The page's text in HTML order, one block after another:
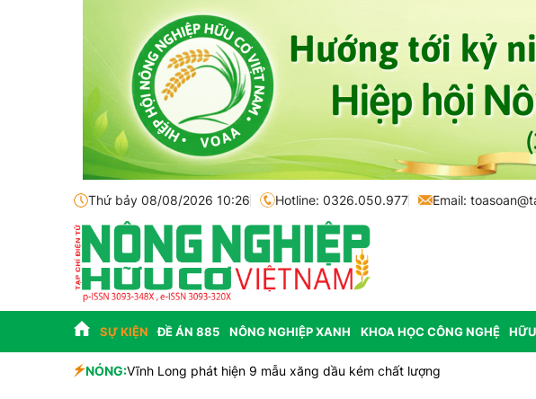
Thứ bảy 08/08/2026 10:26 Hotline: 0326.050.977 Email:
SỰ KIỆN ĐỀ ÁN 885 NÔNG NGHIỆP XANH KHOA HỌC CÔNG NGHỆ
NÓNG:
tiềm năng Vĩnh Long phát hiện 9 mẫu xăng dầu kém chất lượng